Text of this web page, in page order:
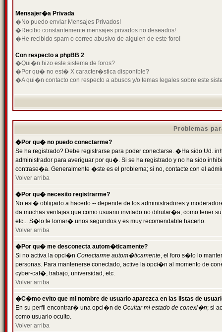
Mensajer�a Privada
�No puedo enviar Mensajes Privados!
�Recibo constantemente mensajes privados no deseados!
�He recibido spam o correo abusivo de alguien de este foro!
Con respecto a phpBB 2
�Qui�n hizo este sistema de foros?
�Por qu� no est� X caracter�stica disponible?
�A qui�n contacto con respecto a abusos y/o temas legales sobre este
Problemas
�Por qu� no puedo conectarme?
Se ha registrado? Debe registrarse para poder conectarse. �Ha sido Ud.
administrador para averiguar por qu�. Si se ha registrado y no ha sido
contrase�a. Generalmente �ste es el problema; si no, contacte con el
Volver arriba
�Por qu� necesito registrarme?
No est� obligado a hacerlo -- depende de los administradores y
da muchas ventajas que como usuario invitado no difrutar�a, como tener
etc... S�lo le tomar� unos segundos y es muy recomendable hacerlo.
Volver arriba
�Por qu� me desconecta autom�ticamente?
Si no activa la opci�n Conectarme autom�ticamente, el foro s�lo lo
personas. Para mantenerse conectado, active la opci�n al momento de
cyber-caf�, trabajo, universidad, etc.
Volver arriba
�C�mo evito que mi nombre de usuario aparezca en las listas de
En su perfil encontrar� una opci�n de Ocultar mi estado de conexi�n; si
como usuario oculto.
Volver arriba